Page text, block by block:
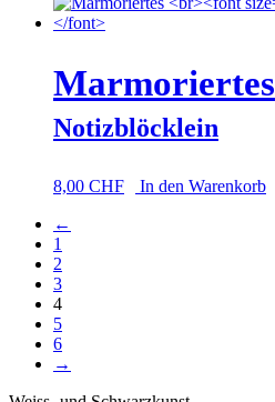
Marmoriertes
Notizblöcklein
8,00 CHF
In den Warenkorb
←
1
2
3
4
5
6
→